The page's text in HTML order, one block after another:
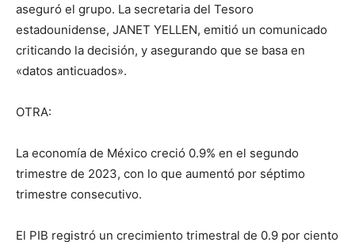
aseguró el grupo. La secretaria del Tesoro
estadounidense, JANET YELLEN, emitió un comunicado
criticando la decisión, y asegurando que se basa en
«datos anticuados».
OTRA:
La economía de México creció 0.9% en el segundo
trimestre de 2023, con lo que aumentó por séptimo
trimestre consecutivo.
El PIB registró un crecimiento trimestral de 0.9 por ciento